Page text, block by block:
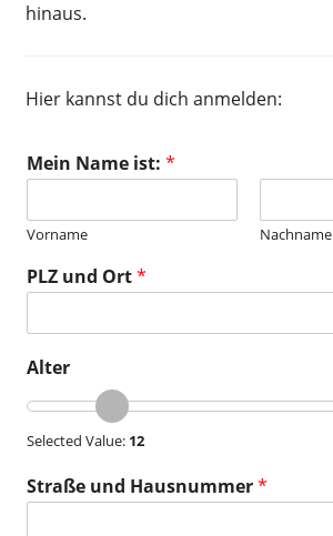
hinaus.
Hier kannst du dich anmelden:
Mein Name ist: *
Vorname Nachname
PLZ und Ort*
Alter
Selected Value: 12
Straße und Hausnummer*